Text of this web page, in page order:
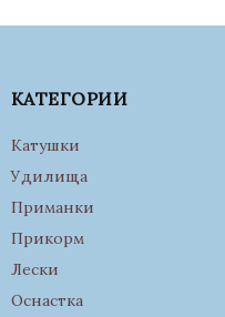
КАТЕГОРИИ
Катушки
Удилища
Приманки
Прикорм
Лески
Оснастка